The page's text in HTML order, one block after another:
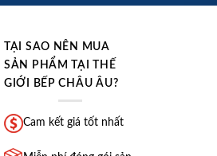
TẠI SAO NÊN MUA
SẢN PHẨM TẠI THẾ
GIỚI BẾP CHÂU ÂU?
Cam kết giá tốt nhất